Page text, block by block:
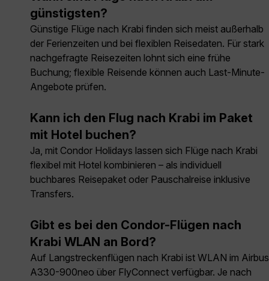
günstigsten?
Günstige Flüge nach Krabi finden sich meist außerhalb
der Ferienzeiten und bei flexiblen Reisedaten. Für stark
nachgefragte Reisezeiten lohnt sich eine frühe
Buchung; flexible Reisende können auch Last-Minute-
Angebote prüfen.
Kann ich den Flug nach Krabi im Paket
mit Hotel buchen?
Ja, mit Condor Holidays lassen sich Flüge nach Krabi
flexibel mit Hotel kombinieren – als individuell
buchbares Reisepaket oder Pauschalreise inklusive
Transfers.
Gibt es bei den Condor-Flügen nach
Krabi WLAN an Bord?
Auf Langstreckenflügen nach Krabi ist WLAN im Airbus
A330-900neo über FlyConnect verfügbar. Je nach